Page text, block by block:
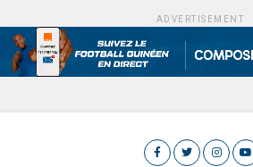
ADVERTISEMENT